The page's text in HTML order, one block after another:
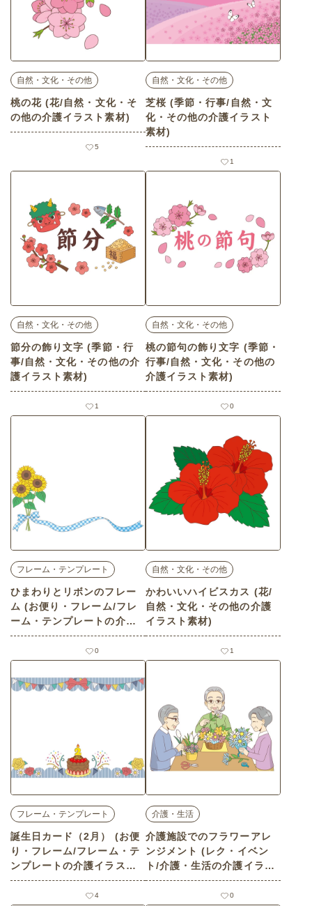
自然・文化・その他
桃の花 (花/自然・文化・そ
の他の介護イラスト素材)
5
自然・文化・その他
芝桜 (季節・行事/自然・文
化・その他の介護イラスト
素材)
1
自然・文化・その他
節分の飾り文字 (季節・行
事/自然・文化・その他の介
護イラスト素材)
1
自然・文化・その他
桃の節句の飾り文字 (季節・
行事/自然・文化・その他の
介護イラスト素材)
0
フレーム・テンプレート
ひまわりとリボンのフレー
ム (お便り・フレーム/フレ
ーム・テンプレートの介護
イラスト素材)
0
自然・文化・その他
かわいいハイビスカス (花/
自然・文化・その他の介護
イラスト素材)
1
フレーム・テンプレート
誕生日カード（2月） (お便
り・フレーム/フレーム・テ
ンプレートの介護イラスト
素材)
4
介護・生活
介護施設でのフラワーアレ
ンジメント (レク・イベン
ト/介護・生活の介護イラス
ト素材)
0